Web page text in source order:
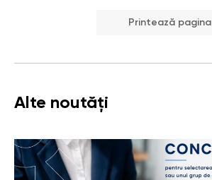
Printează pagina
Alte noutăți